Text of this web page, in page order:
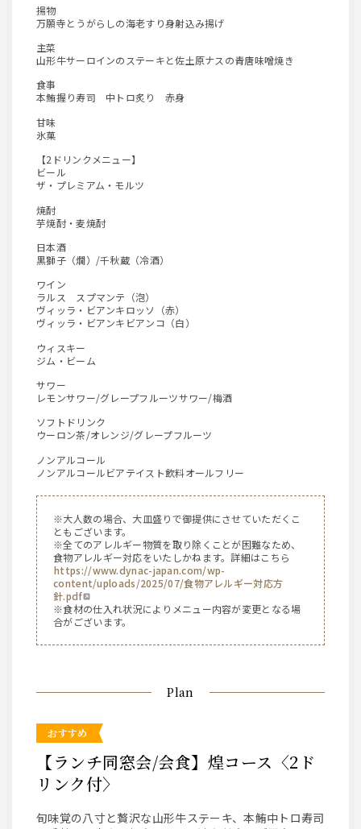
揚物
万願寺とうがらしの海老すり身射込み揚げ
主菜
山形牛サーロインのステーキと佐土原ナスの青唐味噌焼き
食事
本鮪握り寿司 中トロ炙り 赤身
甘味
氷菓
【2ドリンクメニュー】
ビール
ザ・プレミアム・モルツ
焼酎
芋焼酎・麦焼酎
日本酒
黒獅子（燗）/千秋蔵（冷酒）
ワイン
ラルス スプマンテ（泡）
ヴィッラ・ビアンキロッソ（赤）
ヴィッラ・ビアンキビアンコ（白）
ウィスキー
ジム・ビーム
サワー
レモンサワー/グレープフルーツサワー/梅酒
ソフトドリンク
ウーロン茶/オレンジ/グレープフルーツ
ノンアルコール
ノンアルコールビアテイスト飲料オールフリー
※大人数の場合、大皿盛りで御提供にさせていただくこ
ともございます。
※全てのアレルギー物質を取り除くことが困難なため、
食物アレルギー対応をいたしかねます。詳細はこちら
https://www.dynac-japan.com/wp-
content/uploads/2025/07/食物アレルギー対応方
針.pdf
※食材の仕入れ状況によりメニュー内容が変更となる場
合がございます。
Plan
おすすめ
【ランチ同窓会/会食】煌コース〈2ド
リンク付〉
旬味覚の八寸と贅沢な山形牛ステーキ、本鮪中トロ寿司